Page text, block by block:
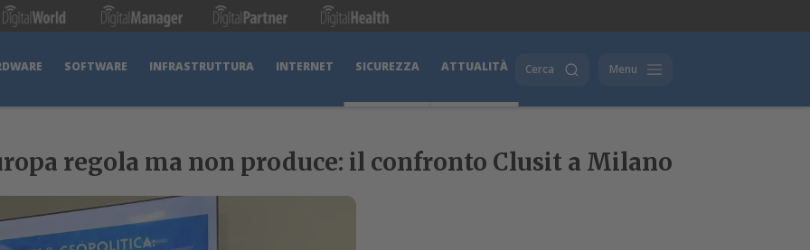
SOFTWARE INFRASTRUTTURA INTERNET SICUREZZA ATTUALITÀ Cerca Menu
regola ma non produce: il confronto Clusit a Milano